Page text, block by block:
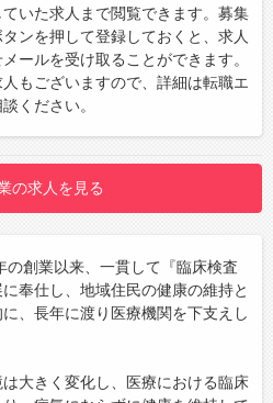
方・面接対策など)
いた求人まで閲覧できます。募集
ンを押して登録しておくと、求人
ールを受け取ることができます。
もございますので、詳細は転職エ
ください。
の求人を見る
創業以来、一貫して『臨床検査
奉仕し、地域住民の健康の維持と
、長年に渡り医療機関を下支えし
大きく変化し、医療における臨床